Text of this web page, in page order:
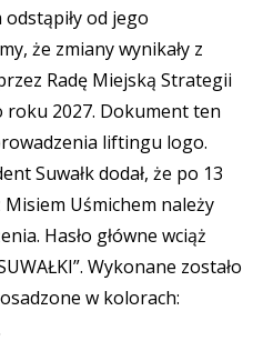
od jego
że zmiany wynikały z
Radę Miejską Strategii
roku 2027. Dokument ten
liftingu logo.
Suwałk dodał, że po 13
Uśmichem należy
Hasło główne wciąż
Wykonane zostało
w kolorach: